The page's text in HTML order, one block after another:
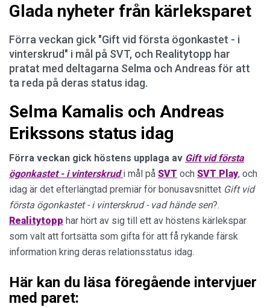
Glada nyheter från kärleksparet
Förra veckan gick "Gift vid första ögonkastet - i
vinterskrud" i mål på SVT, och Realitytopp har
pratat med deltagarna Selma och Andreas för att
ta reda på deras status idag.
Selma Kamalis och Andreas
Erikssons status idag
Förra veckan gick höstens upplaga av Gift vid första
ögonkastet - i vinterskrud i mål på SVT och SVT Play, och
idag är det efterlängtad premiär för bonusavsnittet Gift vid
första ögonkastet - i vinterskrud - vad hände sen?.
Realitytopp har hört av sig till ett av höstens kärlekspar
som valt att fortsätta som gifta för att få rykande färsk
information kring deras relationsstatus idag.
Här kan du läsa föregående intervjuer
med paret: